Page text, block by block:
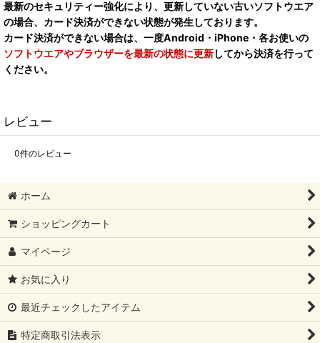
最新のセキュリティー強化により、更新していない古いソフトウエア
の場合、カード決済ができない状態が発生しております。
カード決済ができない場合は、一度Android・iPhone・各お使いの
ソフトウエアやブラウザーを最新の状態に更新してから決済を行って
ください。
レビュー
0件のレビュー
ホーム
ショッピングカート
マイページ
お気に入り
最近チェックしたアイテム
特定商取引法表示